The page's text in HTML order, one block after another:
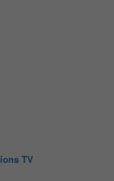
TV